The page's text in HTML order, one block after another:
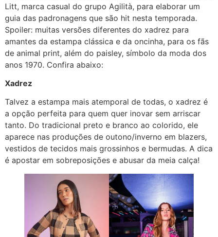
Litt, marca casual do grupo Agilità, para elaborar um
guia das padronagens que são hit nesta temporada.
Spoiler: muitas versões diferentes do xadrez para
amantes da estampa clássica e da oncinha, para os fãs
de animal print, além do paisley, símbolo da moda dos
anos 1970. Confira abaixo:
Xadrez
Talvez a estampa mais atemporal de todas, o xadrez é
a opção perfeita para quem quer inovar sem arriscar
tanto. Do tradicional preto e branco ao colorido, ele
aparece nas produções de outono/inverno em blazers,
vestidos de tecidos mais grossinhos e bermudas. A dica
é apostar em sobreposições e abusar da meia calça!